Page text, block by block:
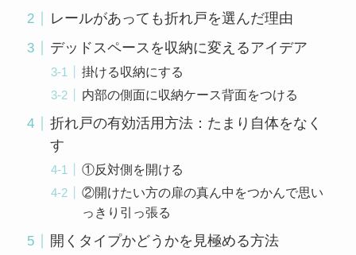
レールがあっても折れ戸を選んだ理由
デッドスペースを収納に変えるアイデア
掛ける収納にする
内部の側面に収納ケース背面をつける
折れ戸の有効活用方法：たまり自体をなく
す
①反対側を開ける
②開けたい方の扉の真ん中をつかんで思い
っきり引っ張る
開くタイプかどうかを見極める方法